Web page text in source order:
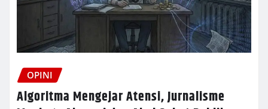
OPINI
Algoritma Mengejar Atensi, Jurnalisme